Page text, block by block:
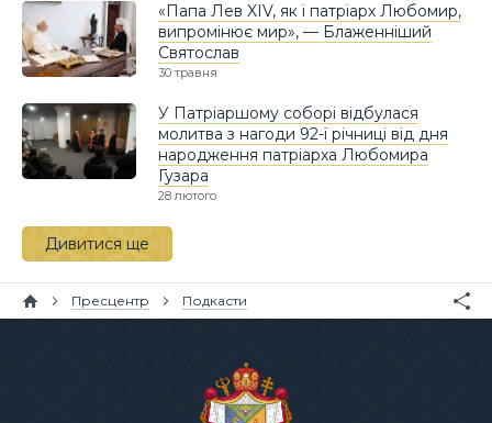
«Папа Лев XIV, як і патріарх Любомир,
випромінює мир», — Блаженніший
Святослав
30 травня
У Патріаршому соборі відбулася
молитва з нагоди 92-ї річниці від дня
народження патріарха Любомира
Гузара
28 лютого
Дивитися ще
Пресцентр Подкасти